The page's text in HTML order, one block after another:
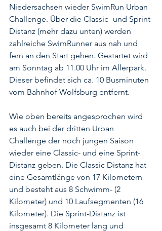
Niedersachsen wieder SwimRun Urban
Challenge. Über die Classic- und Sprint-
Distanz (mehr dazu unten) werden
zahlreiche SwimRunner aus nah und
fern an den Start gehen. Gestartet wird
am Sonntag ab 11.00 Uhr im Allerpark.
Dieser befindet sich ca. 10 Busminuten
vom Bahnhof Wolfsburg entfernt.
Wie oben bereits angesprochen wird
es auch bei der dritten Urban
Challenge der noch jungen Saison
wieder eine Classic- und eine Sprint-
Distanz geben. Die Classic Distanz hat
eine Gesamtlänge von 17 Kilometern
und besteht aus 8 Schwimm- (2
Kilometer) und 10 Laufsegmenten (16
Kilometer). Die Sprint-Distanz ist
insgesamt 8 Kilometer lang und